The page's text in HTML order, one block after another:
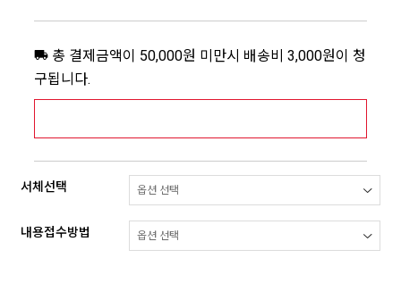
총 결제금액이 50,000원 미만시 배송비 3,000원이 청
구됩니다.
서체선택
내용접수방법